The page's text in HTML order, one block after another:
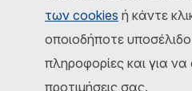
των cookies ή κάντε
οποιοδήποτε
πληροφορίες και για
προτιμήσεις σας.